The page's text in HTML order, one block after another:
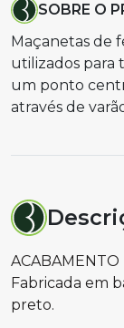
SOBRE O
Maçanetas de
utilizados para
um ponto
através de
ACABAMENTO
Fabricada em
preto.